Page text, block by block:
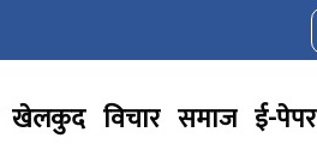
खेलकुद विचार समाज ई-पेपर